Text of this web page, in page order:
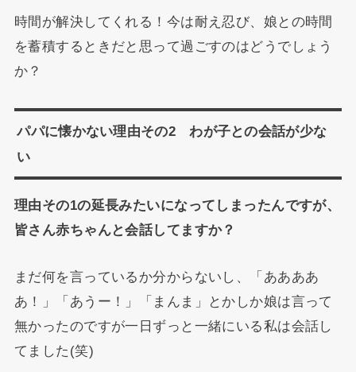
時間が解決してくれる！今は耐え忍び、娘との時間
を蓄積するときだと思って過ごすのはどうでしょう
か？
パパに懐かない理由その2 わが子との会話が少な
い
理由その1の延長みたいになってしまったんですが、
皆さん赤ちゃんと会話してますか？
まだ何を言っているか分からないし、「ああああ
あ！」「あうー！」「まんま」とかしか娘は言って
無かったのですが一日ずっと一緒にいる私は会話し
てました(笑)